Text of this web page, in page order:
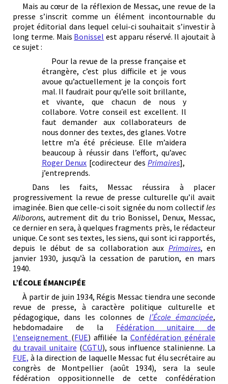
Mais au cœur de la réflexion de Messac, une revue de la
presse s’inscrit comme un élément incontournable du
projet éditorial dans lequel celui-ci souhaitait s’investir à
long terme. Mais Bonissel est apparu réservé. Il ajoutait à
ce sujet :
Pour la revue de la presse française et
étrangère, c’est plus difficile et je vous
avoue qu’actuellement je la conçois fort
mal. Il faudrait pour qu’elle soit brillante,
et vivante, que chacun de nous y
collabore. Votre conseil est excellent. Il
faut demander aux collaborateurs de
nous donner des textes, des glanes. Votre
lettre m’a été précieuse. Elle m’aidera
beaucoup à réussir dans l’effort, qu’avec
Roger Denux [codirecteur desPrimaires],
j’entreprends.
Dans les faits, Messac réussira à placer
progressivement la revue de presse culturelle qu’il avait
imaginée. Bien que celle-ci soit signée du nom collectifles
Aliborons, autrement dit du trio Bonissel, Denux, Messac,
ce dernier en sera, à quelques fragments près, le rédacteur
unique. Ce sont ses textes, les siens, qui sont ici rapportés,
depuis le début de sa collaboration aux Primaires, en
janvier 1930, jusqu’à la cessation de parution, en mars
1940.
L’ÉCOLE ÉMANCIPÉE
À partir de juin 1934, Régis Messac tiendra une seconde
revue de presse, à caractère politique culturelle et
pédagogique, dans les colonnes de l’École émancipée,
hebdomadaire de la Fédération unitaire de
l'enseignement (FUE) affiliée la Confédération générale
du travail unitaire (CGTU), sous influence stalinienne. La
FUE, à la direction de laquelle Messac fut élu secrétaire au
congrès de Montpellier (août 1934), sera la seule
fédération oppositionnelle de cette confédération